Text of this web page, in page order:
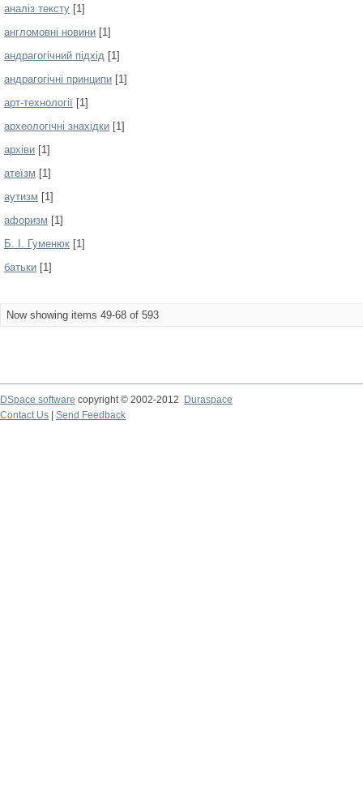
аналіз тексту [1]
англомовні новини [1]
андрагогічний підхід [1]
андрагогічні принципи [1]
арт-технології [1]
археологічні знахідки [1]
архіви [1]
атеїзм [1]
аутизм [1]
афоризм [1]
Б. І. Гуменюк [1]
батьки [1]
Now showing items 49-68 of 593
DSpace software copyright © 2002-2012
Duraspace
Contact Us
Send Feedback